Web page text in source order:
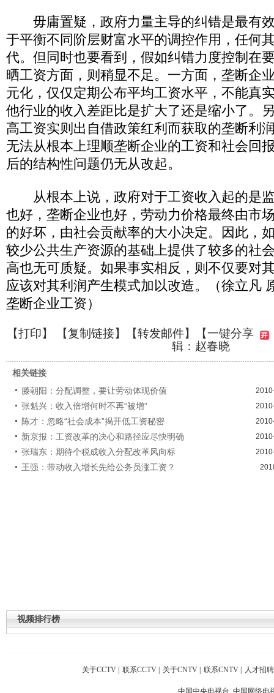
毋庸置疑，政府力量主导的纠错是最有
于平衡不同阶层财富水平的调控作用，任何
代。但同时也要看到，假如纠错力度控制在
晒工资方面，则稍显不足。一方面，垄断企
元化，仅仅定期公布平均工资水平，不能真
他行业的收入差距比是扩大了还是缩小了。
高工资实则出自借政策红利而获取的垄断利
无法从根本上理顺垄断企业的工资和社会回
后的结构性问题仍无从改起。
从根本上说，政府对于工资收入起的是
也好，垄断企业也好，劳动力价格最终由市
的好坏，由社会贡献率的大小决定。因此，
较少公共生产资源的基础上提供了较多的社
高也无可质疑。如果事实相反，则不仅要对
应该对其利润产生模式加以改造。（徐立凡
垄断企业工资）
【打印】 【复制链接】【转发邮件】
【一键分享
辑：赵春晓
相关链接
滕朝阳：分配调整，要让劳动体现价值
张魁兴：收入倍增何时不再“被增”
陈才：忽略“社会成本”揭开低工资秘密
新京报：工资改革的决心和路径应尽快明确
张瑞东：期待个税成收入分配改革风向标
王强：带动收入增长先给公务员涨工资？
视频排行榜
关于CCTV | 联系CCTV | 关于CNTV | 联系CNTV | 人才招聘
中国中央电视台 中国网络电